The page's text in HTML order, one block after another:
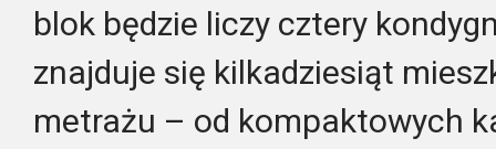
blok będzie liczy cztery
znajduje się kilkadziesiąt
metrażu – od kompaktowych